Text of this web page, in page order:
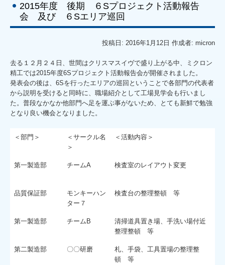
2015年度 後期 ６Sプロジェクト活動報告
会 及び ６Sエリア巡回
投稿日: 2016年1月12日 作成者: micron
去る１２月２４日、世間はクリスマスイヴで盛り上がる中、ミクロン
精工では2015年度6Sプロジェクト活動報告会が開催されました。
発表会の後は、6Sを行ったエリアの巡回ということで各部門の代表者
から説明を受けると同時に、職場紹介として工場見学会も行いまし
た。普段なかなか他部門へ足を運ぶ事がないため、とても新鮮で勉強
となり良い機会となりました。
＜部門＞
＜サークル名
＞
＜活動内容＞
第一製造部 チームA 検査室のレイアウト変更
品質保証部
モンキーハン
ター７
検査台の整理整頓 等
第一製造部 チームB
清掃道具置き場、手洗い場付近
整理整頓 等
第二製造部 〇〇研磨
札、手袋、工具置場の整理整
頓 等